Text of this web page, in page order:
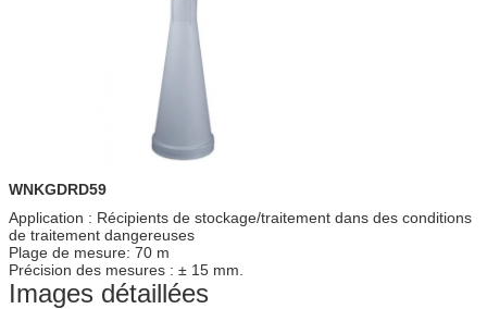
WNKGDRD59
Application : Récipients de stockage/traitement dans des conditions
de traitement dangereuses
Plage de mesure: 70 m
Précision des mesures : ± 15 mm.
Images détaillées